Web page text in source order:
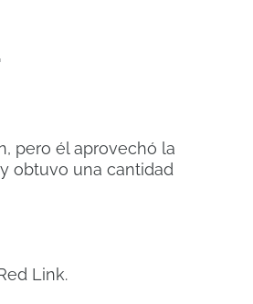
pero él aprovechó la
obtuvo una cantidad
Link.